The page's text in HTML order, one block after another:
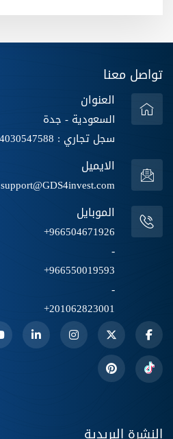
تواصل معنا
العنوان
السعودية - جدة
سجل تجاري : 4030547588
الايميل
support@GDS4invest.com
الموبايل
966504671926+
-
966550019593+
-
201062823001+
النشرة البريدية